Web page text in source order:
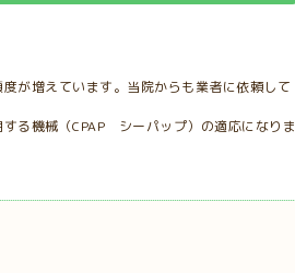
が増えています。当院からも業者に依頼して
る機械（CPAP シーパップ）の適応になりま